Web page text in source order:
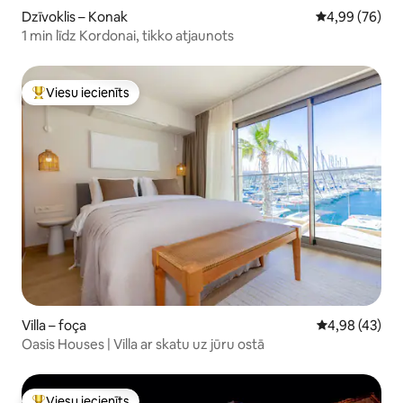
Dzīvoklis – Konak Vidējais
4,99 (76)
1 min līdz Kordonai, tikko atjaunots
Populārs viesu iecienīts mājoklis
Viesu iecienīts
Villa – foça Vidējais
4,98 (43)
Oasis Houses | Villa ar skatu uz jūru ostā